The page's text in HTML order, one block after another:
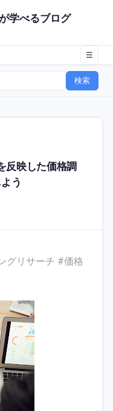
学べるブログ
☰
検索
反映した価格調
う
グリサーチ #価格